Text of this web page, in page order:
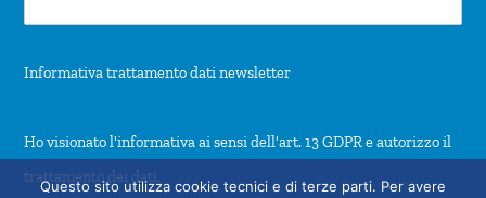
Informativa trattamento dati newsletter
Ho visionato l'informativa ai sensi dell'art. 13 GDPR e autorizzo il
trattamento dei dati.
Questo sito utilizza cookie tecnici e di terze parti. Per avere